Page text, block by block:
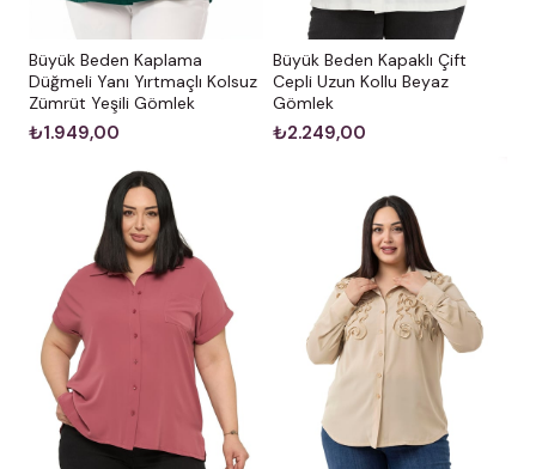
Büyük Beden Kaplama
Düğmeli Yanı Yırtmaçlı Kolsuz
Zümrüt Yeşili Gömlek
₺1.949,00
Büyük Beden Kapaklı Çift
Cepli Uzun Kollu Beyaz
Gömlek
₺2.249,00